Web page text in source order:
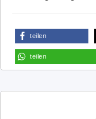
teilen
teilen